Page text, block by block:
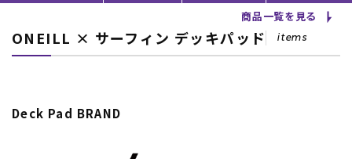
店舗一覧
ファッションTOP
商品一覧を見る
ONEILL × サーフィン デッキパッド items
Deck Pad BRAND